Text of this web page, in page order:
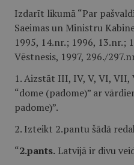
Izdarīt likumā “Par
Saeimas un Ministru
1995, 14.nr.; 1996, 13.nr.;
Vēstnesis, 1997, 296./
1. Aizstāt III, IV, V, VI,
“dome (padome)” ar
padome)”.
2. Izteikt 2.pantu šādā
“2.pants. Latvijā ir divu